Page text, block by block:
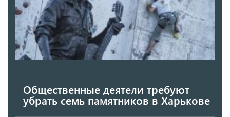
Общественные деятели требуют
убрать семь памятников в Харькове